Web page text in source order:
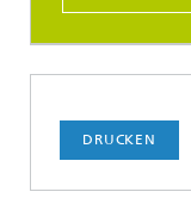
DRUCKEN